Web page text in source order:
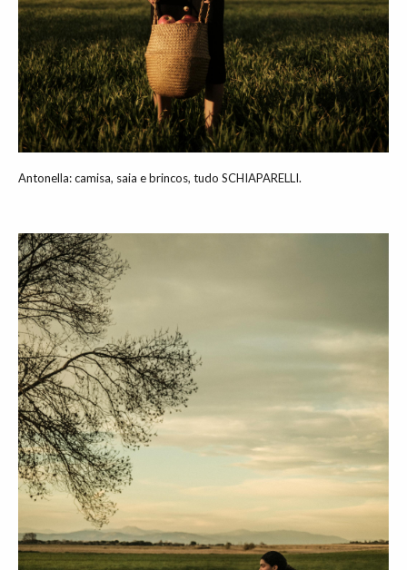
Antonella: camisa, saia e brincos, tudo SCHIAPARELLI.